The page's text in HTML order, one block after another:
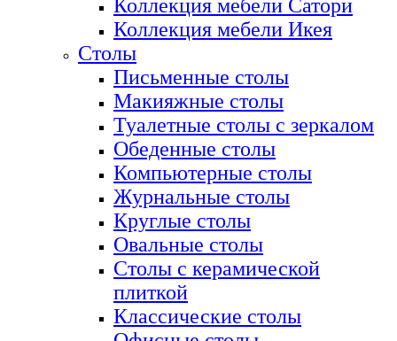
Коллекция мебели Сатори
Коллекция мебели Икея
Столы
Письменные столы
Макияжные столы
Туалетные столы с зеркалом
Обеденные столы
Компьютерные столы
Журнальные столы
Круглые столы
Овальные столы
Столы с керамической
плиткой
Классические столы